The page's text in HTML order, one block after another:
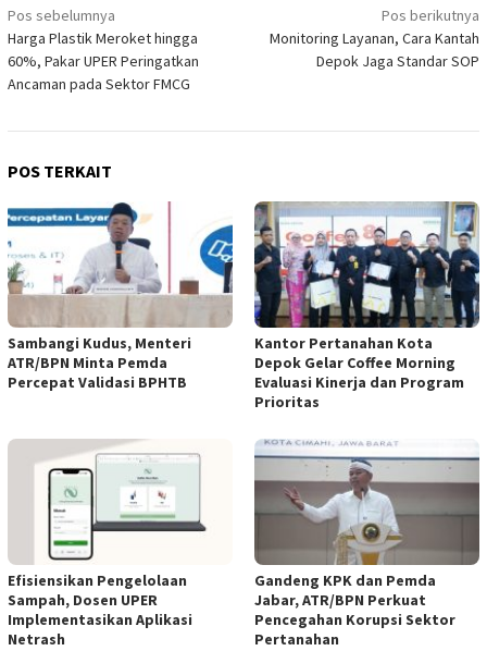
Navigasi
pos
Pos sebelumnya
Harga Plastik Meroket hingga
60%, Pakar UPER Peringatkan
Ancaman pada Sektor FMCG
Pos berikutnya
Monitoring Layanan, Cara Kantah
Depok Jaga Standar SOP
POS TERKAIT
Sambangi Kudus, Menteri
ATR/BPN Minta Pemda
Percepat Validasi BPHTB
Kantor Pertanahan Kota
Depok Gelar Coffee Morning
Evaluasi Kinerja dan Program
Prioritas
Efisiensikan Pengelolaan
Sampah, Dosen UPER
Implementasikan Aplikasi
Netrash
Gandeng KPK dan Pemda
Jabar, ATR/BPN Perkuat
Pencegahan Korupsi Sektor
Pertanahan